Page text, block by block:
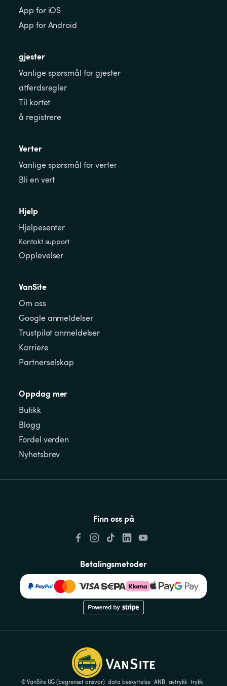
App for iOS
App for Android
gjester
Vanlige spørsmål for gjester
atferdsregler
Til kortet
å registrere
Verter
Vanlige spørsmål for verter
Bli en vert
Hjelp
Hjelpesenter
Kontakt support
Opplevelser
VanSite
Om oss
Google anmeldelser
Trustpilot anmeldelser
Karriere
Partnerselskap
Oppdag mer
Butikk
Blogg
Fordel verden
Nyhetsbrev
Finn oss på
Betalingsmetoder
© VanSite UG (begrenset ansvar) data beskyttelse ANB avtrykk trykk